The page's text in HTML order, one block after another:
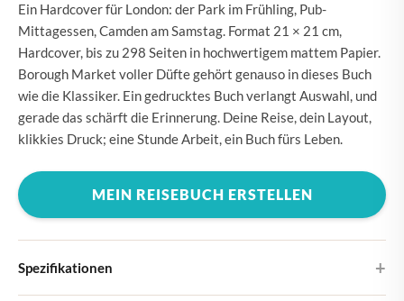
Ein Hardcover für London: der Park im Frühling, Pub-
Mittagessen, Camden am Samstag. Format 21 × 21 cm,
Hardcover, bis zu 298 Seiten in hochwertigem mattem Papier.
Borough Market voller Düfte gehört genauso in dieses Buch
wie die Klassiker. Ein gedrucktes Buch verlangt Auswahl, und
gerade das schärft die Erinnerung. Deine Reise, dein Layout,
klikkies Druck; eine Stunde Arbeit, ein Buch fürs Leben.
MEIN REISEBUCH ERSTELLEN
Spezifikationen